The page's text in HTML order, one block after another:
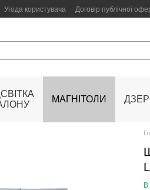
Угода користувача Договір публічної
МАГНІТОЛИ
В